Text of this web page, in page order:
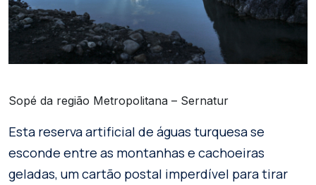
Sopé da região Metropolitana – Sernatur
Esta reserva artificial de águas turquesa se
esconde entre as montanhas e cachoeiras
geladas, um cartão postal imperdível para tirar